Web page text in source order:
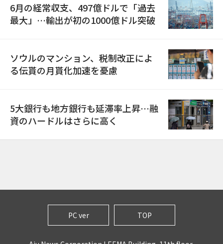
6月の経常収支、497億ドルで「過去
最大」…輸出が初の1000億ドル突破
ソウルのマンション、税制改正によ
る伝貰の月貰化加速を憂慮
5大銀行も地方銀行も延滞率上昇…融
資のハードルはさらに高く
PC ver TOP